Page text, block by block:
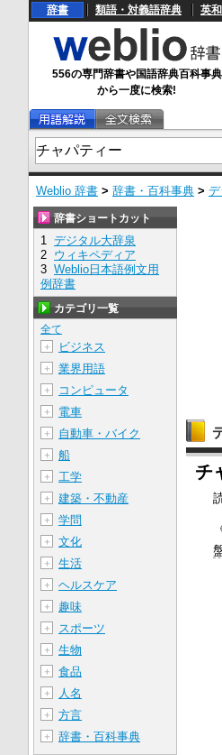
辞書 類語・対義語辞典 英
556の専門辞書や国語辞典百科事典
から一度に検索!
Weblio 辞書 > 辞書・百科事典 >
チ
辞書ショートカット
1 デジタル大辞泉
2 ウィキペディア
3 Weblio日本語例文用
例辞書
カテゴリ一覧
全て
＋
ビジネス
＋ 業界用語
＋ コンピュータ
＋ 電車
＋ 自動車・バイク
＋ 船
＋ 工学
＋ 建築・不動産
＋ 学問
＋ 文化
＋ 生活
＋ ヘルスケア
＋ 趣味
＋ スポーツ
＋ 生物
＋ 食品
＋ 人名
＋ 方言
＋ 辞書・百科事典